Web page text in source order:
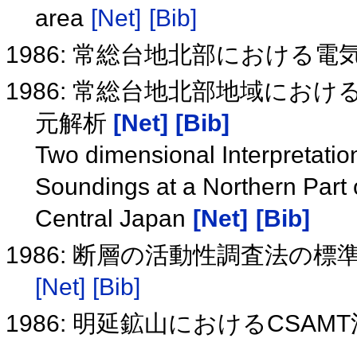
area [Net] [Bib]
1986: 常総台地北部における電
1986: 常総台地北部地域におけ
元解析 [Net] [Bib]
Two dimensional
Soundings at a Northern Part
Central Japan [Net] [Bib]
1986: 断層の活動性調査法の標
[Net] [Bib]
1986: 明延鉱山における